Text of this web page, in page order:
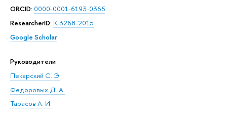
ORCID: 0000-0001-6193-0365
ResearcherID: K-3268-2015
Google Scholar
Руководители
Пекарский С. Э.
Федоровых Д. А.
Тарасов А. И.